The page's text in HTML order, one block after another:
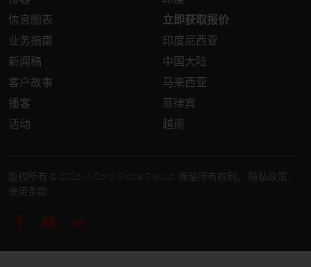
信息图表
业务指南
新闻稿
客户故事
播客
活动
立即获取报价
印度尼西亚
中国大陆
马来西亚
菲律宾
越南
版权所有 © 2026 In.Corp Global Pte Ltd. 保留所有权利。 隐私政策
使用条款